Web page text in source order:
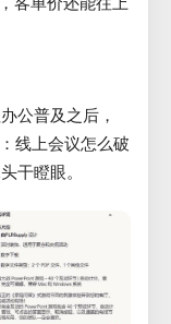
公普及之后，
线上会议怎么破
干瞪眼。